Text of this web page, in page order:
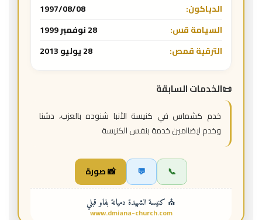
الدياكون:
1997/08/08
السيامة قس:
28 نوفمبر 1999
الترقية قمص:
28 يوليو 2013
الخدمات السابقة
خدم كشماس في كنيسة الأنبا شنوده بالعزب، دشنا
وخدم ايضاامين خدمة بنفس الكنيسة
📞
💬 📸 صورة
⛪ كنيسة الشهيدة دميانة بفاو قبلي
www.dmiana-church.com